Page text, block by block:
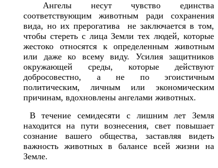
Ангелы несут чувство единства
соответствующим животным ради сохранения
вида, но их прерогатива не заключается в том,
чтобы стереть с лица Земли тех людей, которые
жестоко относятся к определенным животным
или даже ко всему виду. Усилия защитников
окружающей среды, которые действуют
добросовестно, а не по эгоистичным
политическим, личным или экономическим
причинам, вдохновлены ангелами животных.
В течение семидесяти с лишним лет Земля
находится на пути вознесения, свет повышает
сознание вашего общества, заставляя видеть
важность животных в балансе всей жизни на
Земле.